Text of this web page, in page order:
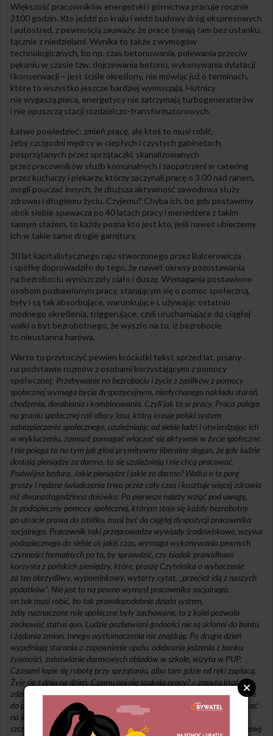
Większość pracowników energetyki i górnictwa pracuje rocznie
2100 godzin. Kto jeździ po kraju i widzi budowy dróg ekspresowych
i autostrad, z pewnością zauważy, że prace trwają tam bez ustanku,
łącznie z niedzielami. Wynika to także z wymogów
technologicznych, bo np. czas betonowania, polewania przeciw
pękaniu w czasie tzw. dojrzewania betonu, wykonywania dylatacji
i konserwacji – jest ściśle określony, nie mówiąc już o terminach,
które to wszystko jeszcze bardziej wymuszają. Hutnicy
nie wygaszą pieca, energetycy nie zatrzymają turbogeneratorów
i nie opuszczą stacji rozdzielczo-transformatorowych.
Łatwo powiedzieć: zmień pracę, ale ktoś to musi robić,
żeby czcigodni mędrcy w ciepłych i czystych gabinetach,
posprzątanych przez sprzątaczki, skanalizowanych
przez pracowników służb komunalnych i zaopatrzeni w catering
przez kucharzy i piekarzy, którzy zaczynali pracę o 3.00 nad ranem,
mogli pouczać innych, że dłuższa aktywność zawodowa służy
zdrowiu i długiemu życiu. Czyjemu? Chyba ich, bo gdy postawimy
obok siebie spawacza po 40 latach pracy i menedżera z takim
samym stażem, to każdy pozna kto jest kto, jeśli nawet ubierzemy
ich w takie same drogie garnitury.
30 lat kapitalistycznego raju stworzonego przez Balcerowicza
i spółkę doprowadziło do tego, że nawet okresy pozostawania
na bezrobociu wyniszczały ciało i duszę. Wymagania postawione
osobom pozbawionym pracy, starającym się o pomoc społeczną,
były i są tak absorbujące, warunkujące i, używając ostatnio
modnego określenia, triggerujące, czyli uruchamiające do ciągłej
walki o byt bezrobotnego, że wyszło na to, iż bezrobocie
to nieustanna harówa.
Warto tu przytoczyć pewien króciutki tekst sprzed lat, pisany
na podstawie rozmów z osobami korzystającymi z pomocy
społecznej: Przebywanie na bezrobociu i życie z zasiłków z pomocy
społecznej wymaga bycia dyspozycyjnym, niesłychanego nakładu starań,
chodzenia, dorabiania i kombinowania. Czyli jak to w pracy. Praca polega
na graniu społecznej roli ofiary losu, którą kreuje polski system
zabezpieczenia społecznego, uzależniając od siebie ludzi i utwierdzając ich
w wykluczeniu, zamiast pomagać włączać się aktywnie w życie społeczne.
I nie polega to na tym jak głosi prymitywny liberalny slogan, że gdy ludzie
dostają pieniądze za darmo, to się uzależniają i nie chcą pracować.
Podwójna bzdura. Jakie pieniądze i jakie za darmo? Walka o te parę
groszy i nędzne świadczenia trwa przez cały czas i kosztuje więcej zdrowia
niż dwunastogodzinna dniówka. Po pierwsze należy wziąć pod uwagę,
że podopieczny pomocy społecznej, którym staje się każdy bezrobotny
po utracie prawa do zasiłku, musi być do ciągłej dyspozycji pracownika
socjalnego. Pracownik taki przeprowadza wywiady środowiskowe, wzywa
podopiecznego do siebie co jakiś czas, wymaga wykonywania pewnych
czynności formalnych po to, by sprawdzić, czy biedak prawidłowo
korzysta z pańskich pieniędzy, które, proszę Czytelnika o wybaczenie
za ten obrzydliwy, wypominkowy, wytarty cytat, „przecież idą z naszych
podatków”. Nie jest to na pewno wymysł pracownika socjalnego,
on tak musi robić, bo tak prawdopodobnie działa system,
żeby naznaczone role społeczne były zachowane, to z kolei pozwala
zachować status quo. Ludzie pozbawiani godności nie są skłonni do buntu
i żądania zmian. Innego wytłumaczenia nie znajduję. Po drugie dzień
wypełniają starania o zapewnienie opału, odebranie jedzenia z banku
żywności, załatwianie darmowych obiadów w szkole, wizyta w PUP.
Czasami łapie się robotę przy sprzątaniu, albo tam gdzie od ręki zapłacą.
Żyje się z dnia na dzień. Czemu oni nie szukają pracy? – zapyta ktoś
zdziwiony. A dlatego, że nie ma czasu. A nawet jak znajdzie czas i pójdzie
do pracy, to wypłatę dostanie za miesiąc, a dzieci nie będą miesiąc czekać
na jedzenie. Trzeba kombinować na dziś i jutro. To jest potrzask,
szczególnie dla osób samotnie wychowujących dzieci. Żeby było śmieszniej